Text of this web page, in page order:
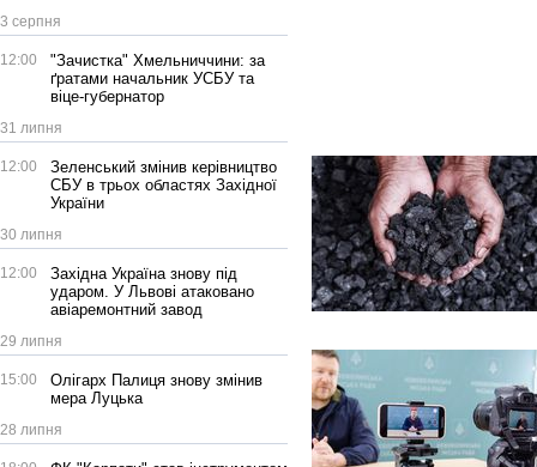
3 серпня
12:00
"Зачистка" Хмельниччини: за
ґратами начальник УСБУ та
віце-губернатор
31 липня
12:00
Зеленський змінив керівництво
СБУ в трьох областях Західної
України
30 липня
12:00
Західна Україна знову під
ударом. У Львові атаковано
авіаремонтний завод
29 липня
15:00
Олігарх Палиця знову змінив
мера Луцька
28 липня